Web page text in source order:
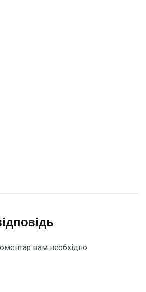
вам необхідно